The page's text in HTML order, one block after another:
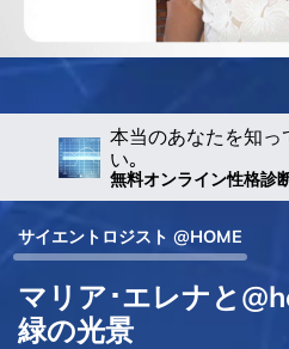
本当のあなたを知っ
い｡
無料オンライン性格診
サイエントロジスト @HOME
マリア･エレナと
緑の光景